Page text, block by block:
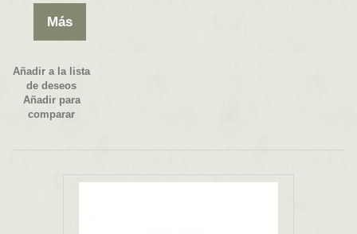
Más
Añadir a la lista
de deseos
Añadir para
comparar